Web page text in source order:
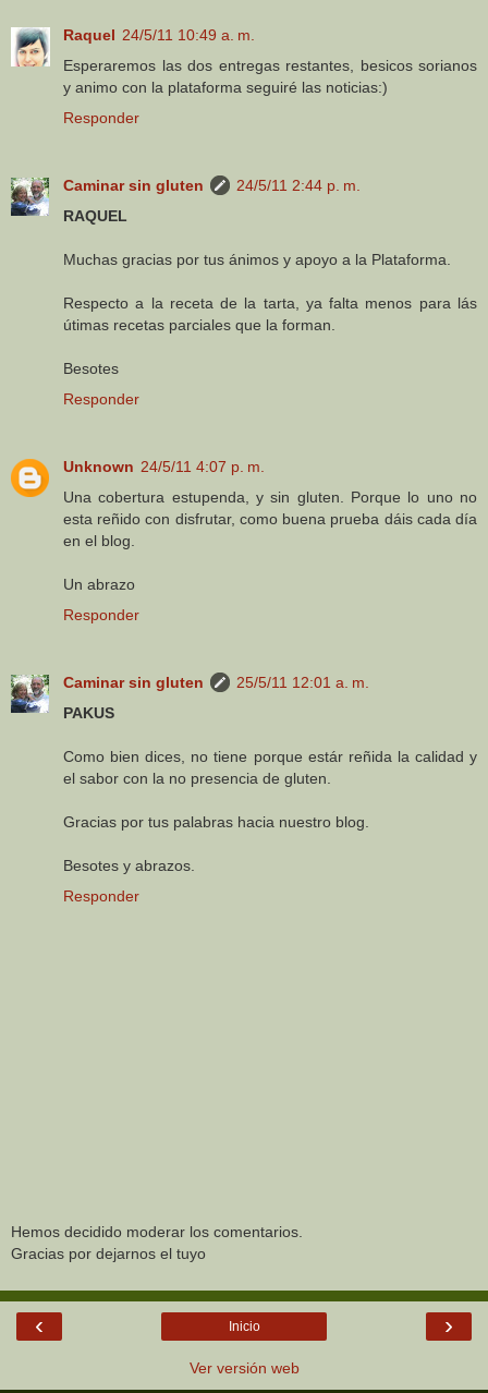
Raquel 24/5/11 10:49 a. m.
Esperaremos las dos entregas restantes, besicos sorianos
y animo con la plataforma seguiré las noticias:)
Responder
Caminar sin gluten
24/5/11 2:44 p. m.
RAQUEL
Muchas gracias por tus ánimos y apoyo a la Plataforma.
Respecto a la receta de la tarta, ya falta menos para lás
útimas recetas parciales que la forman.
Besotes
Responder
Unknown 24/5/11 4:07 p. m.
Una cobertura estupenda, y sin gluten. Porque lo uno no
esta reñido con disfrutar, como buena prueba dáis cada día
en el blog.
Un abrazo
Responder
Caminar sin gluten
25/5/11 12:01 a. m.
PAKUS
Como bien dices, no tiene porque estár reñida la calidad y
el sabor con la no presencia de gluten.
Gracias por tus palabras hacia nuestro blog.
Besotes y abrazos.
Responder
Hemos decidido moderar los comentarios.
Gracias por dejarnos el tuyo
‹ ›
Inicio
Ver versión web